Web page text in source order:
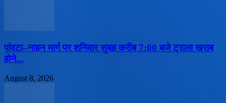
पांवटा–नाहन मार्ग पर शनिवार सुबह करीब 7:00 बजे ट्राला खराब
होने...
August 8, 2026